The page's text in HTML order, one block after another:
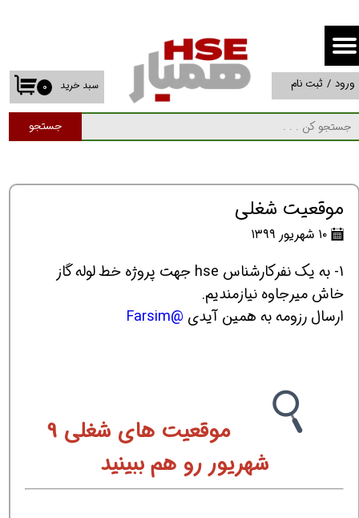
جستجو
۰ سبد خرید ورود / ثبت نام
حساب کاربری من
تغییر گذر واژه
سفارشات
موقعیت شغلی
۱۰ شهریور ۱۳۹۹
1- به یک نفرکارشناس hse جهت پروژه خط لوله گاز
خاش میرجاوه نیازمندیم.
ارسال رزومه به همین آیدی @Farsim
موقعیت های شغلی 9
شهریور رو هم ببینید